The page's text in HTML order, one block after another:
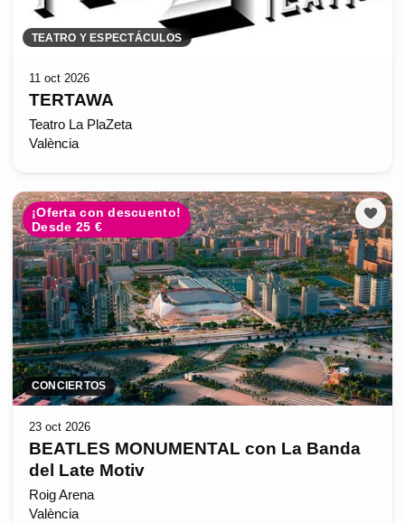
TEATRO Y ESPECTÁCULOS
11 oct 2026
TERTAWA
Teatro La PlaZeta
València
¡Oferta con descuento!
Desde 25 €
CONCIERTOS
23 oct 2026
BEATLES MONUMENTAL con La Banda
del Late Motiv
Roig Arena
València